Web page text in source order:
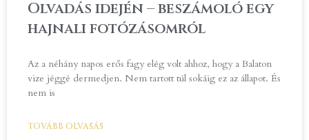
Olvadás idején – beszámoló egy
hajnali fotózásomról
Az a néhány napos erős fagy elég volt ahhoz, hogy a Balaton
vize jéggé dermedjen. Nem tartott túl sokáig ez az állapot. És
nem is
TOVÁBB OLVASÁS